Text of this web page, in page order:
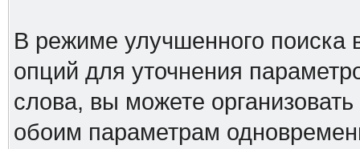
В режиме улучшенного поиска
опций для уточнения
слова, вы можете
обоим параметрам